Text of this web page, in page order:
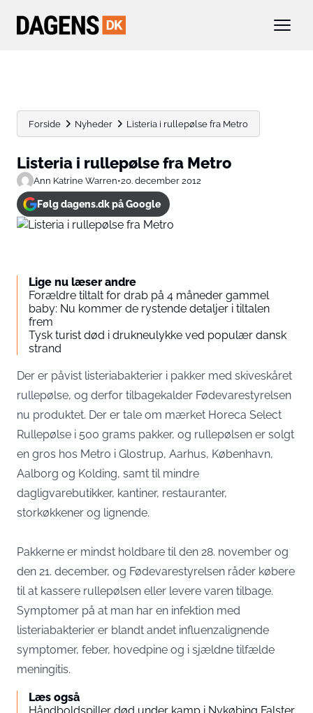
Forside Nyheder Listeria i rullepølse fra Metro
Listeria i rullepølse fra Metro
Ann Katrine Warren•20. december 2012
Følg dagens.dk på Google
Lige nu læser andre
Forældre tiltalt for drab på 4 måneder gammel
baby: Nu kommer de rystende detaljer i tiltalen
frem
Tysk turist død i drukneulykke ved populær dansk
strand
Der er påvist listeriabakterier i pakker med skiveskåret
rullepølse, og derfor tilbagekalder Fødevarestyrelsen
nu produktet. Der er tale om mærket Horeca Select
Rullepølse i 500 grams pakker, og rullepølsen er solgt
en gros hos Metro i Glostrup, Aarhus, København,
Aalborg og Kolding, samt til mindre
dagligvarebutikker, kantiner, restauranter,
storkøkkener og lignende.
Pakkerne er mindst holdbare til den 28. november og
den 21. december, og Fødevarestyrelsen råder købere
til at kassere rullepølsen eller levere varen tilbage.
Symptomer på at man har en infektion med
listeriabakterier er blandt andet influenzalignende
symptomer, feber, hovedpine og i sjældne tilfælde
meningitis.
Læs også